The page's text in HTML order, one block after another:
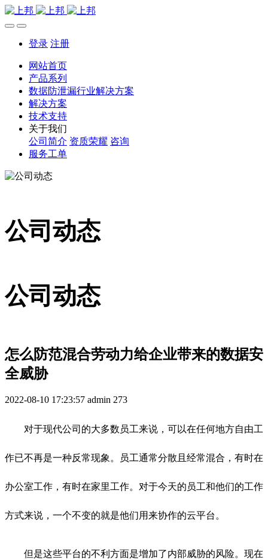
登录 注册
网站首页
产品系列
数据防泄漏行业解决方案
解决方案
技术支持
关于我们
公司简介 资质荣耀 咨询
服务工单
公司动态
公司动态
怎么防范混合劳动力给企业带来的数据安
全威胁
2022-08-10 17:23:57 admin 273
对于现代公司的大多数员工来说，可以在任何地方自由工
作已不再是一种反常现象。员工通常分散且经常混合，有时在
办公室工作，有时在家里工作。对于今天的员工和他们的工作
方式来说，一个不变的就是他们用来协作的云平台。
但是这些平台的不利方面是增加了内部威胁的风险。现在